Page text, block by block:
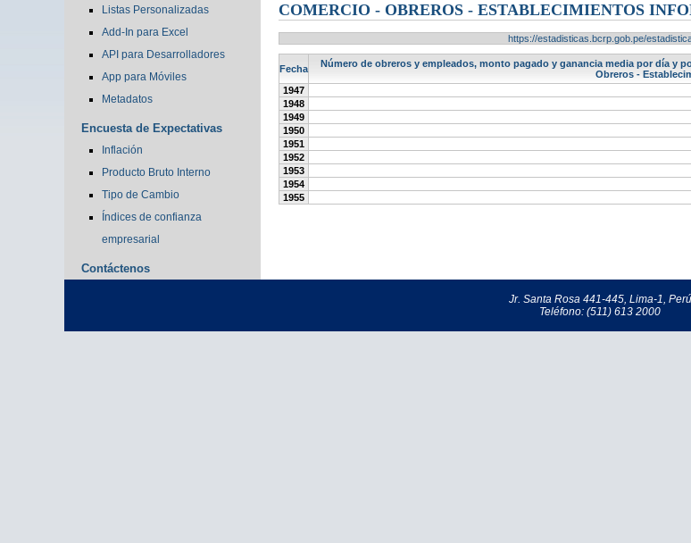
Listas Personalizadas
Add-In para Excel
API para Desarrolladores
App para Móviles
Metadatos
Encuesta de Expectativas
Inflación
Producto Bruto Interno
Tipo de Cambio
Índices de confianza
empresarial
Contáctenos
COMERCIO - OBREROS - ESTABLECIMIENTOS
https://estadisticas.bcrp.gob.pe/
Fecha
Número de obreros y empleados, monto pagado y ganancia media por día y
Obreros -
1947
1948
1949
1950
1951
1952
1953
1954
1955
Jr. Santa Rosa 441-445, Lima-1, Perú
Teléfono: (511) 613 2000